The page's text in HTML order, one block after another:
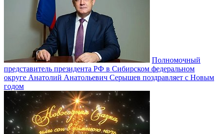
Полномочный
представитель президента РФ в Сибирском федеральном
округе Анатолий Анатольевич Серышев поздравляет с Новым
годом